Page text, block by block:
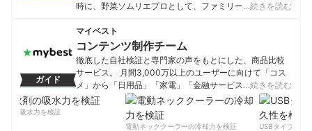
時に、野菜ソムリエプロとして、ファミリー向けレシピ
幅広く活動中。青森野菜専門マルシェの店長を務めるほ
か、第二回野菜ソムリエアワードの特別賞も受賞してい
る。 他にも、調味料ソムリエ、ベジフルビューティーア
ドバイザー、ジュニア食育マイスター、フードコーチ、
IFAオリーブスペシャリスト、江戸東京野菜コンシェルジ
ュの資格も保有し、Twitterのフォロワーは9000人を越え
る。
吉田めぐみのプロフィール
…続きを読む
ガイド
マイベスト
コンテンツ制作チーム
徹底した自社検証と専門家の声をもとにした、商品比較
サービス。 月間3,000万以上のユーザーに向けて「コス
メ」から「日用品」「家電」「金融サービス」まで、ベ
ストな商品を選んでもらうために、毎日コンテンツを制
コンテンツ制作チームのプロフィール
…続きを読む
の吸水力を検証
電動ネッククーラーの冷却力を検証
USBタイプCケー